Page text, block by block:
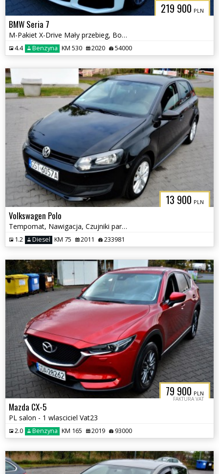
219 900 PLN
BMW Seria 7
M-Pakiet X-Drive Mały przebieg, Bogata wersja wyposażenia,
4.4 Benzyna KM 530 2020 54000
13 900 PLN
Volkswagen Polo
Tempomat, Nawigacja, Czujniki parkowania tył
1.2 Diesel KM 75 2011 233981
79 900 PLN
FAKTURA VAT
Mazda CX-5
PL salon - 1 wlasciciel Vat23
2.0 Benzyna KM 165 2019 93000